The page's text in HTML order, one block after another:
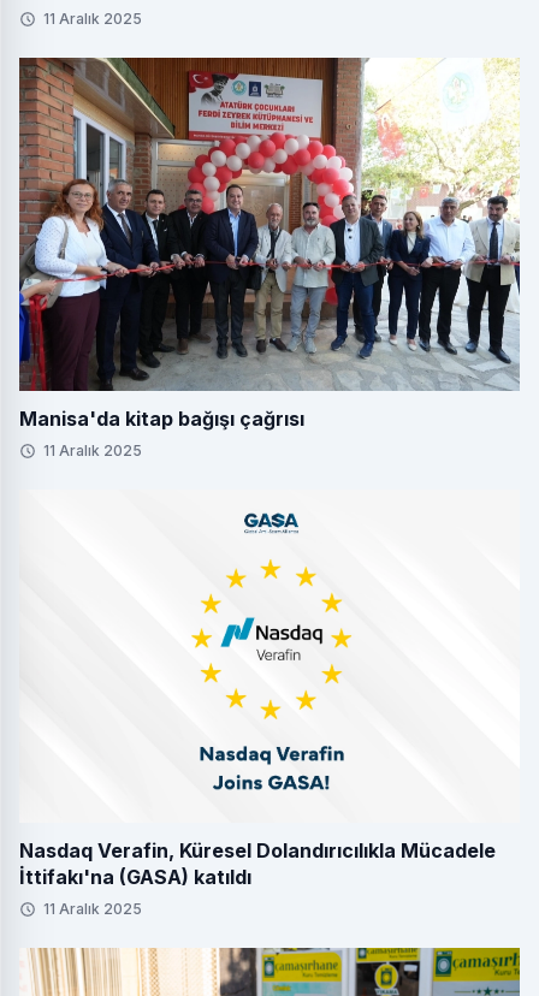
11 Aralık 2025
Manisa'da kitap bağışı çağrısı
11 Aralık 2025
Nasdaq Verafin, Küresel Dolandırıcılıkla Mücadele
İttifakı'na (GASA) katıldı
11 Aralık 2025